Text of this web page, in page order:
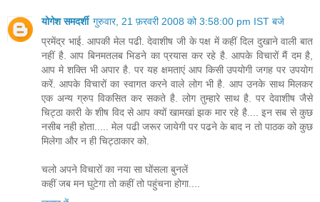
योगेश समदर्शी गुरुवार, 21 फ़रवरी 2008 को 3:58:00 pm IST बजे
प्रमेंद्र भाई. आपकी मेल पढी. देवाशीष जी के पक्ष में कहीं दिल दुखाने वाली बात
नहीं है. आप बिनमतलब भिडने का प्रयास कर रहे है. आपके विचारों मैं दम है,
आप मे शक्ति भी अपार है. पर यह क्षमताएं आप किसी उपयोगी जगह पर उपयोग
करें. आपके विचारों का स्वागत करने वाले लोग भी है. आप उनके साथ मिलकर
एक अन्य ग्रुप विकसित कर सकते है. लोग तुम्हारे साथ है. पर देवाशीष जैसे
चिट्ठा कारी के शीष विद से आप क्यों खामखां झक मार रहे है.... इन सब से कुछ
नसीब नही होता..... मेल पढी जरूर जायेगी पर पढने के बाद न तो पाठक को कुछ
मिलेगा और न ही चिट्ठाकार को.
चलो अपने विचारों का नया सा घोंसला बुनलें
कहीं जब मन घुटेगा तो कहीं तो पहुंचना होगा....